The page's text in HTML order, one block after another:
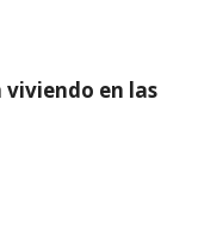
viviendo en las